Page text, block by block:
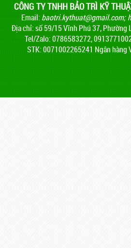
CÔNG TY TNHH BẢO TRÌ KỸ
Email: baotri.kythuat@gmail.com;
Địa chỉ: số 59/15 Vĩnh Phú 37, Phường
Tel/Zalo: 0786583272,
STK: 0071002265241 Ngân hàng